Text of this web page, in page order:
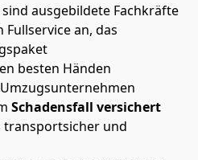
ausgebildete Fachkräfte
an, das
besten Händen
Schadensfall versichert
transportsicher und